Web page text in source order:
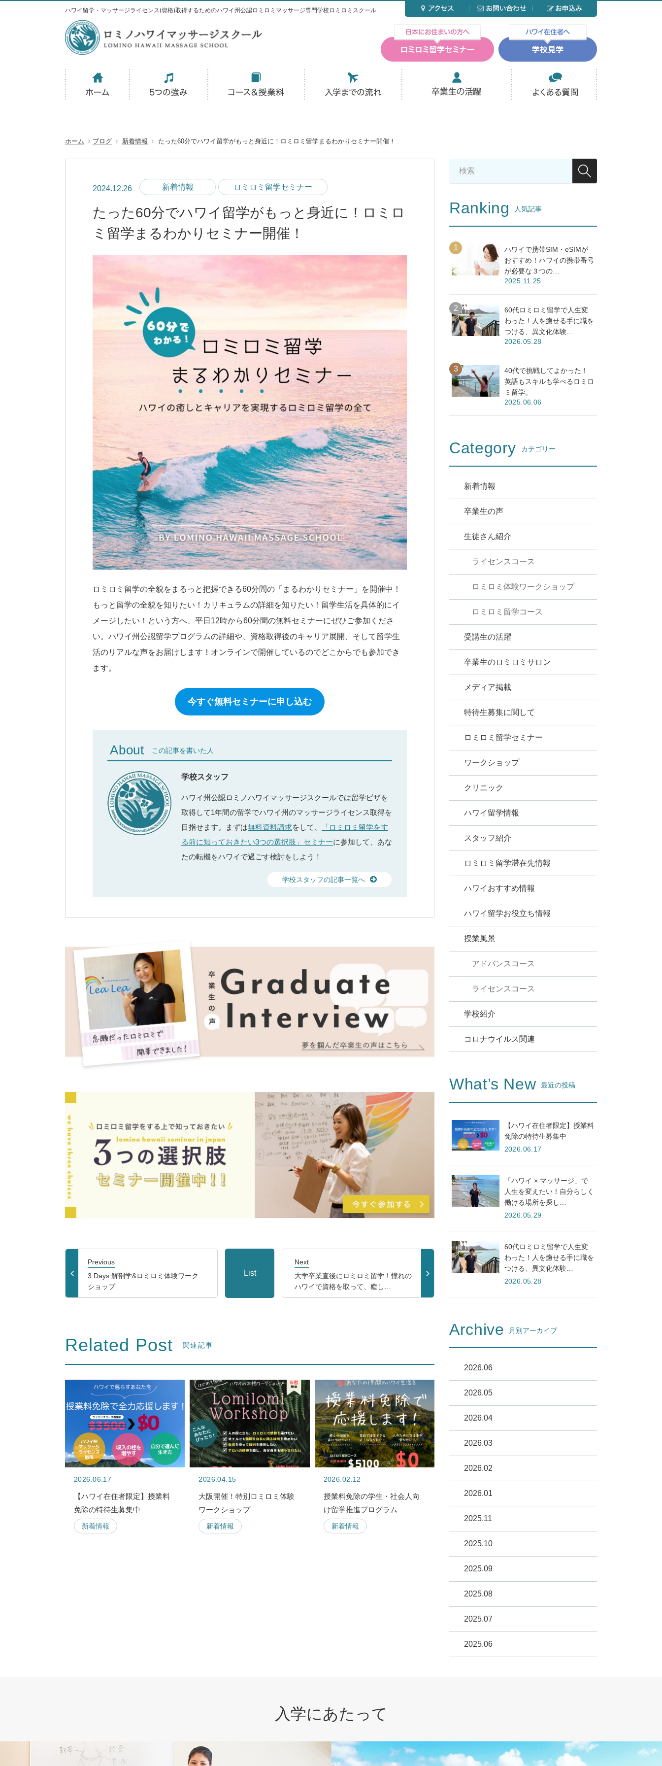
ハワイ留学・マッサージライセンス(資格)取得するためのハワイ州公認ロミロミマッサージ専門学校ロミロミスクール
ホーム ブログ 新着情報 たった60分でハワイ留学がもっと身近に！ロミロミ留学まるわかりセミナー開催！
2024.12.26 新着情報 ロミロミ留学セミナー
たった60分でハワイ留学がもっと身近に！ロミロ
ミ留学まるわかりセミナー開催！
ロミロミ留学の全貌をまるっと把握できる60分間の「まるわかりセミナー」を開催中！
もっと留学の全貌を知りたい！カリキュラムの詳細を知りたい！留学生活を具体的にイ
メージしたい！という方へ、平日12時から60分間の無料セミナーにぜひご参加くださ
い。ハワイ州公認留学プログラムの詳細や、資格取得後のキャリア展開、そして留学生
活のリアルな声をお届けします！オンラインで開催しているのでどこからでも参加でき
ます。
今すぐ無料セミナーに申し込む
About この記事を書いた人
学校スタッフ
ハワイ州公認ロミノハワイマッサージスクールでは留学ビザを
取得して1年間の留学でハワイ州のマッサージライセンス取得を
目指せます。まずは無料資料請求をして、
「ロミロミ留学をす
る前に知っておきたい3つの選択肢」セミナーに参加して、あな
たの転機をハワイで過ごす検討をしよう！
学校スタッフの記事一覧へ
Previous
3 Days 解剖学&ロミロミ体験ワーク
ショップ
List
Next
大学卒業直後にロミロミ留学！憧れの
ハワイで資格を取って、癒し…
Related Post 関連記事
2026.06.17
【ハワイ在住者限定】授業料
免除の特待生募集中
新着情報
2026.04.15
大阪開催！特別ロミロミ体験
ワークショップ
新着情報
2026.02.12
授業料免除の学生・社会人向
け留学推進プログラム
新着情報
Ranking 人気記事
ハワイで携帯SIM・eSIMが
おすすめ！ハワイの携帯番号
が必要な３つの…
2025.11.25
60代ロミロミ留学で人生変
わった！人を癒せる手に職を
つける、異文化体験…
2026.05.28
40代で挑戦してよかった！
英語もスキルも学べるロミロ
ミ留学。
2025.06.06
Category カテゴリー
新着情報
卒業生の声
生徒さん紹介
ライセンスコース
ロミロミ体験ワークショップ
ロミロミ留学コース
受講生の活躍
卒業生のロミロミサロン
メディア掲載
特待生募集に関して
ロミロミ留学セミナー
ワークショップ
クリニック
ハワイ留学情報
スタッフ紹介
ロミロミ留学滞在先情報
ハワイおすすめ情報
ハワイ留学お役立ち情報
授業風景
アドバンスコース
ライセンスコース
学校紹介
コロナウイルス関連
What’s New 最近の投稿
【ハワイ在住者限定】授業料
免除の特待生募集中
2026.06.17
「ハワイ × マッサージ」で
人生を変えたい！自分らしく
働ける場所を探し…
2026.05.29
60代ロミロミ留学で人生変
わった！人を癒せる手に職を
つける、異文化体験…
2026.05.28
Archive 月別アーカイブ
2026.06
2026.05
2026.04
2026.03
2026.02
2026.01
2025.11
2025.10
2025.09
2025.08
2025.07
2025.06
入学にあたって